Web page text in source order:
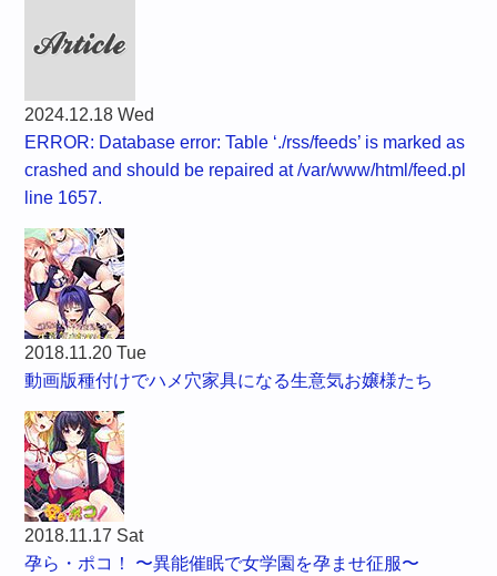
2024.12.18 Wed
ERROR: Database error: Table ‘./rss/feeds’ is marked as
crashed and should be repaired at /var/www/html/feed.pl
line 1657.
2018.11.20 Tue
動画版種付けでハメ穴家具になる生意気お嬢様たち
2018.11.17 Sat
孕ら・ポコ！ 〜異能催眠で女学園を孕ませ征服〜